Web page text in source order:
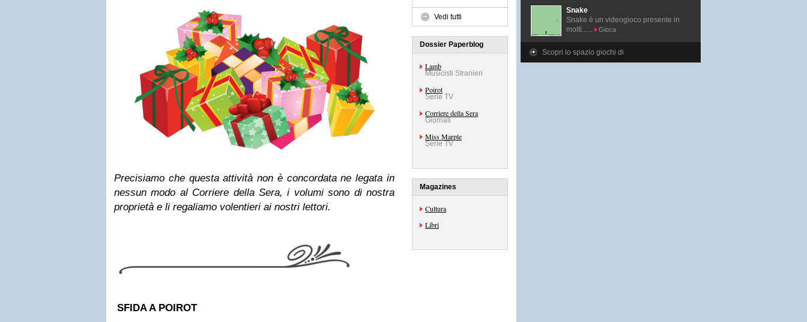
Precisiamo che questa attività non è concordata ne legata in
nessun modo al Corriere della Sera, i volumi sono di nostra
proprietà e li regaliamo volentieri ai nostri lettori.
SFIDA A POIROT
Vedi tutti
Dossier Paperblog
Lamb
Musicisti Stranieri
Poirot
Serie TV
Corriere della Sera
Giornali
Miss Marple
Serie TV
Magazines
Cultura
Libri
Snake
Snake è un videogioco presente in
molti......
Gioca
Scopri lo spazio giochi di